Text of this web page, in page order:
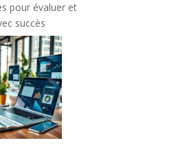
pour évaluer et
succès